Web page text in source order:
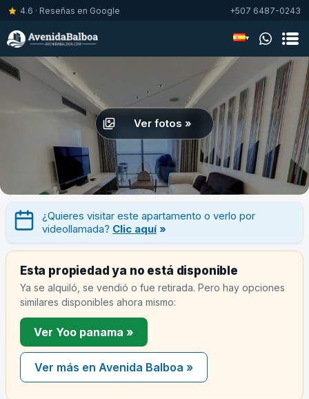
4.6 · Reseñas en Google +507 6487-0243
▾
Ver fotos »
¿Quieres visitar este apartamento o verlo por
videollamada? Clic aquí »
Esta propiedad ya no está disponible
Ya se alquiló, se vendió o fue retirada. Pero hay opciones
similares disponibles ahora mismo:
Ver Yoo panama »
Ver más en Avenida Balboa »